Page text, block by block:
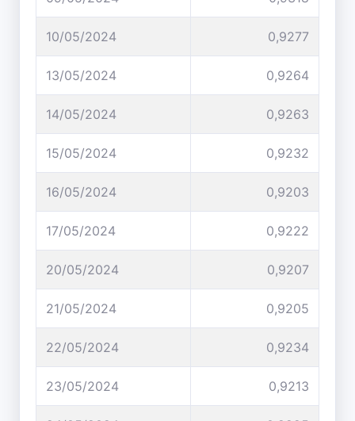
10/05/2024 0,9277
13/05/2024 0,9264
14/05/2024 0,9263
15/05/2024 0,9232
16/05/2024 0,9203
17/05/2024 0,9222
20/05/2024 0,9207
21/05/2024 0,9205
22/05/2024 0,9234
23/05/2024 0,9213